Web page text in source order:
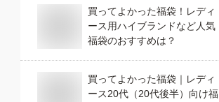
買ってよかった福袋！レディ
ース用ハイブランドなど人気
福袋のおすすめは？
買ってよかった福袋｜レディ
ース20代（20代後半）向け福